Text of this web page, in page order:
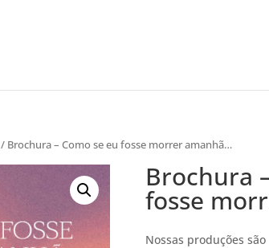
/ Brochura – Como se eu fosse morrer amanhã…
Brochura
fosse
Nossas produções